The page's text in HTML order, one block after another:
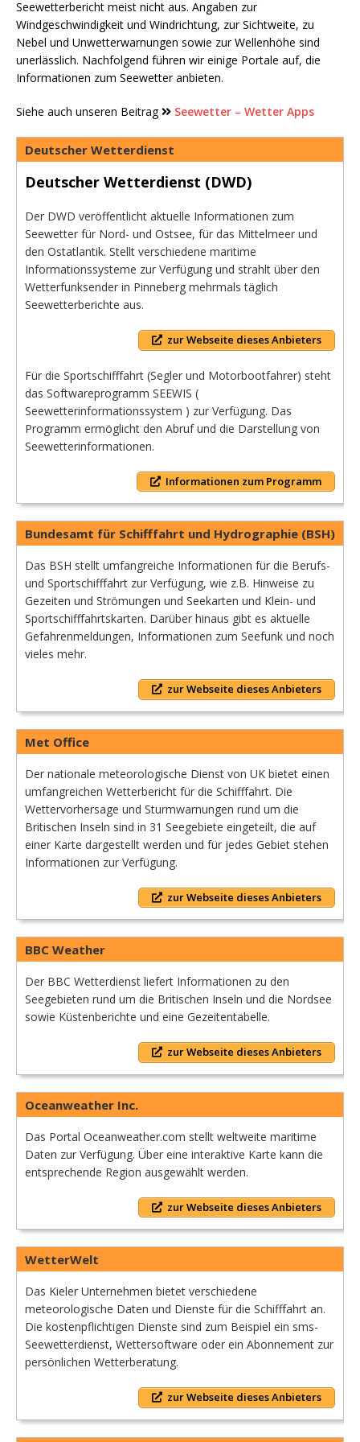
Seewetterbericht meist nicht aus. Angaben zur
Windgeschwindigkeit und Windrichtung, zur Sichtweite, zu
Nebel und Unwetterwarnungen sowie zur Wellenhöhe sind
unerlässlich. Nachfolgend führen wir einige Portale auf, die
Informationen zum Seewetter anbieten.
Siehe auch unseren Beitrag Seewetter – Wetter Apps
Deutscher Wetterdienst
Deutscher Wetterdienst (DWD)
Der DWD veröffentlicht aktuelle Informationen zum
Seewetter für Nord- und Ostsee, für das Mittelmeer und
den Ostatlantik. Stellt verschiedene maritime
Informationssysteme zur Verfügung und strahlt über den
Wetterfunksender in Pinneberg mehrmals täglich
Seewetterberichte aus.
zur Webseite dieses Anbieters
Für die Sportschifffahrt (Segler und Motorbootfahrer) steht
das Softwareprogramm SEEWIS (
Seewetterinformationssystem ) zur Verfügung. Das
Programm ermöglicht den Abruf und die Darstellung von
Seewetterinformationen.
Informationen zum Programm
Bundesamt für Schifffahrt und Hydrographie (BSH)
Das BSH stellt umfangreiche Informationen für die Berufs-
und Sportschifffahrt zur Verfügung, wie z.B. Hinweise zu
Gezeiten und Strömungen und Seekarten und Klein- und
Sportschifffahrtskarten. Darüber hinaus gibt es aktuelle
Gefahrenmeldungen, Informationen zum Seefunk und noch
vieles mehr.
zur Webseite dieses Anbieters
Met Office
Der nationale meteorologische Dienst von UK bietet einen
umfangreichen Wetterbericht für die Schifffahrt. Die
Wettervorhersage und Sturmwarnungen rund um die
Britischen Inseln sind in 31 Seegebiete eingeteilt, die auf
einer Karte dargestellt werden und für jedes Gebiet stehen
Informationen zur Verfügung.
zur Webseite dieses Anbieters
BBC Weather
Der BBC Wetterdienst liefert Informationen zu den
Seegebieten rund um die Britischen Inseln und die Nordsee
sowie Küstenberichte und eine Gezeitentabelle.
zur Webseite dieses Anbieters
Oceanweather Inc.
Das Portal Oceanweather.com stellt weltweite maritime
Daten zur Verfügung. Über eine interaktive Karte kann die
entsprechende Region ausgewählt werden.
zur Webseite dieses Anbieters
WetterWelt
Das Kieler Unternehmen bietet verschiedene
meteorologische Daten und Dienste für die Schifffahrt an.
Die kostenpflichtigen Dienste sind zum Beispiel ein sms-
Seewetterdienst, Wettersoftware oder ein Abonnement zur
persönlichen Wetterberatung.
zur Webseite dieses Anbieters